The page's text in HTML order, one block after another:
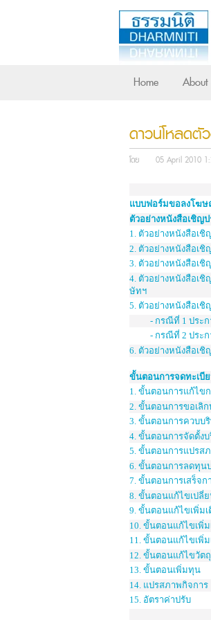
Home About
ดาวน์โหลดตั
โดย 05 April 2010
แบบฟอร์มขอลงโฆ
ตัวอย่างหนังสือเชิญ
1. ตัวอย่างหนังสือเชิ
2. ตัวอย่างหนังสือเ
3. ตัวอย่างหนังสือเ
4. ตัวอย่างหนังสือเ
ษัทฯ
5. ตัวอย่างหนังสือเ
- กรณีที่ 1 ประ
- กรณีที่ 2 ประ
6. ตัวอย่างหนังสือเ
ขั้นตอนการจดทะเบี
1. ขั้นตอนการแก้ไข
2. ขั้นตอนการขอเลิ
3. ขั้นตอนการควบบ
4. ขั้นตอนการจัดตั้ง
5. ขั้นตอนการแปรส
6. ขั้นตอนการลดทุน
7. ขั้นตอนการเสร็จก
8. ขั้นตอนแก้ไขเปลี่
9. ขั้นตอนแก้ไขเพิ่ม
10. ขั้นตอนแก้ไขเพิ่
11. ขั้นตอนแก้ไขเพิ่
12. ขั้นตอนแก้ไขวัตถุ
13. ขั้นตอนเพิ่มทุน
14. แปรสภาพกิจการ
15. อัตราค่าปรับ